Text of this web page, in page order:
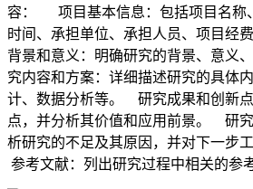
容： 项目基本信息：包括项目名称
时间、承担单位、承担人员、项目经
背景和意义：明确研究的背景、意义
究内容和方案：详细描述研究的具体
计、数据分析等。 研究成果和创新
点，并分析其价值和应用前景。 研
析研究的不足及其原因，并对下一步
参考文献：列出研究过程中相关的参